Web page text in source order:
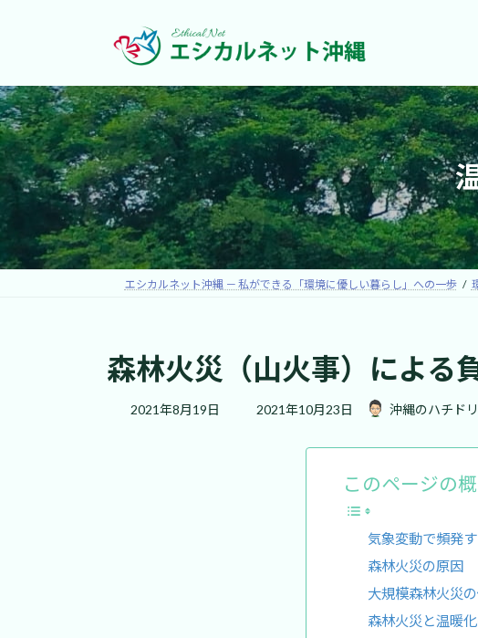
ツ
へ
ス
キ
ッ
プ
シ
ョ
ン
に
移
動
エシカルネット沖縄 － 私ができる「環境に優しい暮らし」への一歩
森林火災（山火事）による
2021年8月19日
最
2021年10月23日 沖縄のハチドリ
このページの
気象変動で頻発
森林火災の原因
大規模森林火災
森林火災と温暖